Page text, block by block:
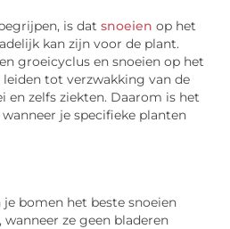
is dat snoeien op het
kan zijn voor de plant.
groeicyclus en snoeien op het
tot verzwakking van de
en zelfs ziekten. Daarom is het
je specifieke planten
bomen het beste snoeien
ze geen bladeren